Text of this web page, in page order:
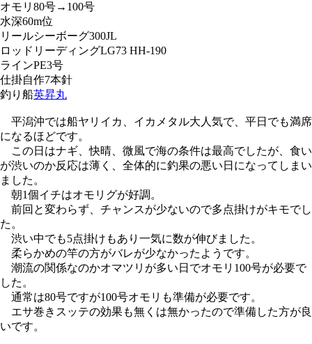
オモリ80号→100号
水深60m位
リールシーボーグ300JL
ロッド リーディングLG73 HH-190
ラインPE3号
仕掛自作7本針
釣り船英昇丸
平潟沖では船ヤリイカ、イカメタル大人気で、平日でも満席
になるほどです。
この日はナギ、快晴、微風で海の条件は最高でしたが、食い
が渋いのか反応は薄く、全体的に釣果の悪い日になってしまい
ました。
朝1個イチはオモリグが好調。
前回と変わらず、チャンスが少ないので多点掛けがキモでし
た。
渋い中でも5点掛けもあり一気に数が伸びました。
柔らかめの竿の方がバレが少なかったようです。
潮流の関係なのかオマツリが多い日でオモリ100号が必要で
した。
通常は80号ですが100号オモリも準備が必要です。
エサ巻きスッテの効果も無くは無かったので準備した方が良
いです。